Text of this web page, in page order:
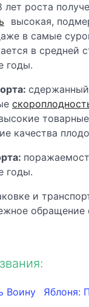
лет роста
высокая,
в самые
в средней
годы.
качества
годы.
и
обращение
Воину
Яблоня: